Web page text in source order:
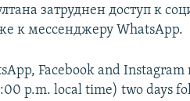
затруднен доступ к
к мессенджеру WhatsApp.
Facebook and Instagram
p.m. local time) two days